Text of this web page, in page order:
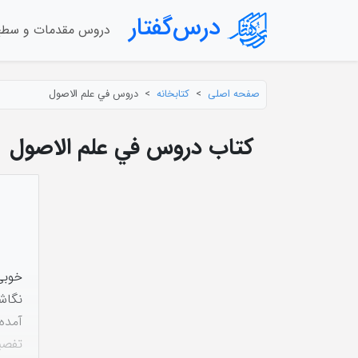
درس‌گفتار دروس مقدمات و
صفحه اصلی کتابخانه دروس في علم الاصول
کتاب دروس في علم الاصول